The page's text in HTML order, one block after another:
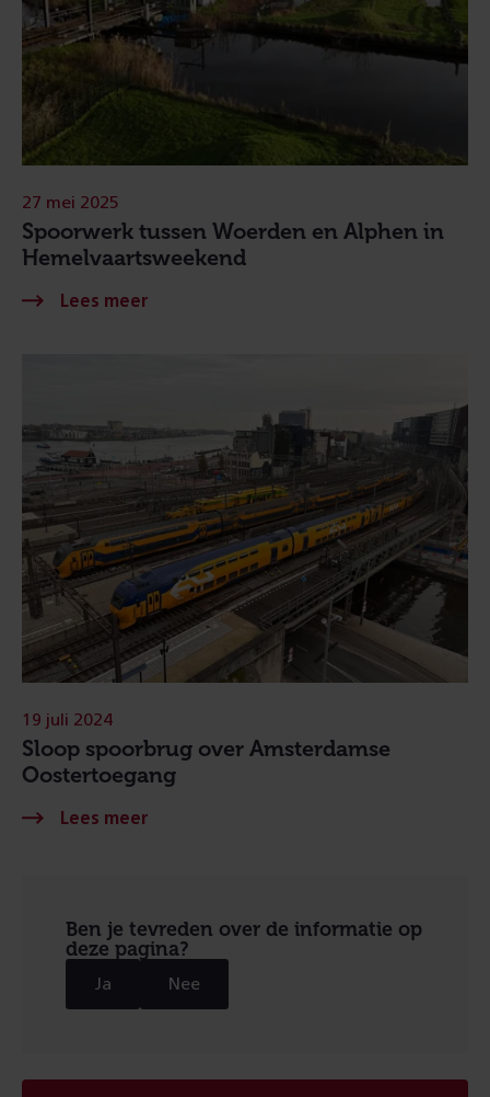
Spoorwerk tussen Woerden en Alphen in
Hemelvaartsweekend
27 mei 2025
Sloop spoorbrug over Amsterdamse
Oostertoegang
19 juli 2024
Ben je tevreden over de informatie op
deze pagina?
Ja Nee